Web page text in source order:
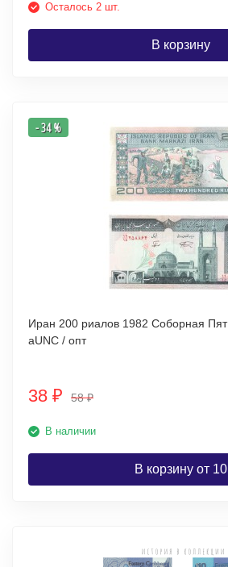
Осталось 2 шт.
В корзину
- 34 %
Иран 200 риалов 1982 Соборная Пятничная мечеть
аUNC / опт
38 ₽ 58₽
В наличии
В корзину от 10